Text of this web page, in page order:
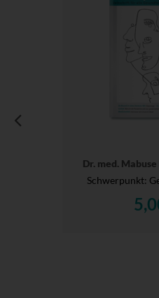
Dr. med.
Schwerpunkt: